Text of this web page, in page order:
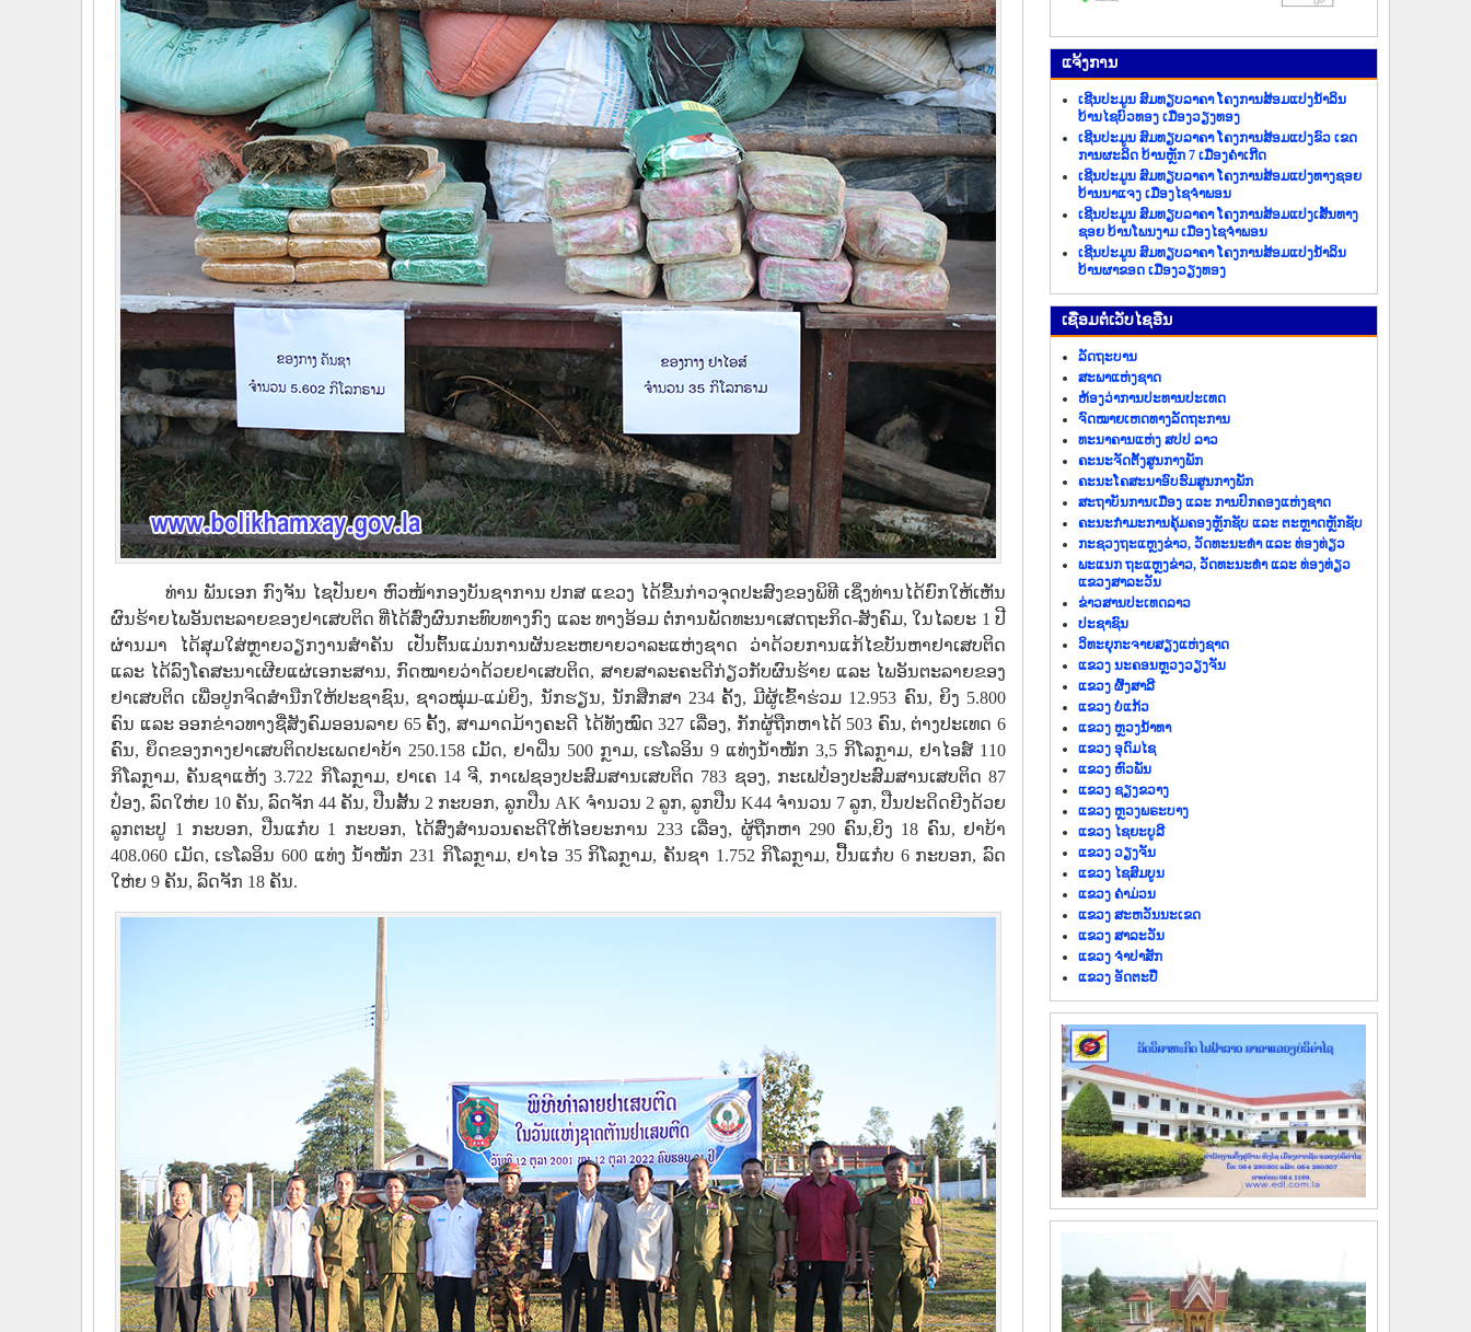
ທ່ານ ພັນເອກ ກົງຈັນ ໄຊປັນຍາ ຫົວໜ້າກອງບັນຊາການ ປກສ ແຂວງ ໄດ້ຂື້ນກ່າວຈຸດປະສົງຂອງພິທີ ເຊິ່ງທ່ານໄດ້ຍົກໃຫ້ເຫັນ
ຜົນຮ້າຍໄພອັນຕະລາຍຂອງຢາເສບຕິດ ທີ່ໄດ້ສົ່ງຜົນກະທົບທາງກົງ ແລະ ທາງອ້ອມ ຕໍ່ການພັດທະນາເສດຖະກິດ-ສັງຄົມ, ໃນໄລຍະ 1 ປີ
ຜ່ານມາ ໄດ້ສຸມໃສ່ຫຼາຍວຽກງານສຳຄັນ ເປັນຕົ້ນແມ່ນການຜັນຂະຫຍາຍວາລະແຫ່ງຊາດ ວ່າດ້ວຍການແກ້ໄຂບັນຫາຢາເສບຕິດ
ແລະ ໄດ້ລົງໂຄສະນາເຜີຍແຜ່ເອກະສານ, ກົດໝາຍວ່າດ້ວຍຢາເສບຕິດ, ສາຍສາລະຄະດີກ່ຽວກັບຜົນຮ້າຍ ແລະ ໄພອັນຕະລາຍຂອງ
ຢາເສບຕິດ ເພື່ອປູກຈິດສຳນືກໃຫ້ປະຊາຊົນ, ຊາວໝຸ່ມ-ແມ່ຍິງ, ນັກຮຽນ, ນັກສືກສາ 234 ຄັ້ງ, ມີຜູ້ເຂົ້າຮ່ວມ 12.953 ຄົນ, ຍິງ 5.800
ຄົນ ແລະ ອອກຂ່າວທາງຊື່ສັງຄົມອອນລາຍ 65 ຄັ້ງ, ສາມາດມ້າງຄະດີ ໄດ້ທັງໝົດ 327 ເລື່ອງ, ກັກຜູ້ຖືກຫາໄດ້ 503 ຄົນ, ຕ່າງປະເທດ 6
ຄົນ, ຍຶດຂອງກາງຢາເສບຕິດປະເພດຢາບ້າ 250.158 ເມັດ, ຢາຝິ່ນ 500 ກຼາມ, ເຮໂລອິນ 9 ແທ່ງນ້ໍາໜັກ 3,5 ກິໂລກຼາມ, ຢາໄອສ໌ 110
ກິໂລກຼາມ, ຄັນຊາແຫ້ງ 3.722 ກິໂລກຼາມ, ຢາເຄ 14 ຈີ, ກາເຟຊອງປະສົມສານເສບຕິດ 783 ຊອງ, ກະເຟປ໋ອງປະສົມສານເສບຕິດ 87
ປ໋ອງ, ລົດໃຫ່ຍ 10 ຄັນ, ລົດຈັກ 44 ຄັນ, ປືນສັ້ນ 2 ກະບອກ, ລູກປືນ AK ຈໍານວນ 2 ລູກ, ລູກປືນ K44 ຈໍານວນ 7 ລູກ, ປືນປະດິດຍີງດ້ວຍ
ລູກຕະປູ 1 ກະບອກ, ປືນແກ໋ບ 1 ກະບອກ, ໄດ້ສົ່ງສໍານວນຄະດີໃຫ້ໄອຍະການ 233 ເລື່ອງ, ຜູ້ຖືກຫາ 290 ຄົນ,ຍິງ 18 ຄົນ, ຢາບ້າ
408.060 ເມັດ, ເຮໂລອິນ 600 ແທ່ງ ນ້ໍາໜັກ 231 ກິໂລກຼາມ, ຢາໄອ 35 ກິໂລກຼາມ, ຄັນຊາ 1.752 ກິໂລກຼາມ, ປື້ນແກ໋ບ 6 ກະບອກ, ລົດ
ໃຫ່ຍ 9 ຄັນ, ລົດຈັກ 18 ຄັນ.
ແຈ້ງ​ການ
ເຊີນປະມູນ ສົມທຽບລາຄາ ໂຄງການສ້ອມແປງນ້ຳລິນ
ບ້ານໄຊບົວທອງ ເມືອງວຽງທອງ
ເຊີນປະມູນ ສົມທຽບລາຄາ ໂຄງການສ້ອມແປງຂົວ ເຂດ
ການຜະລິດ ບ້ານຫຼັກ 7 ເມືອງຄຳເກີດ
ເຊີນປະມູນ ສົມທຽບລາຄາ ໂຄງການສ້ອມແປງທາງຊອຍ
ບ້ານນາແຈງ ເມືອງໄຊຈຳພອນ
ເຊີນປະມູນ ສົມທຽບລາຄາ ໂຄງການສ້ອມແປງເສັ້ນທາງ
ຊອຍ ບ້ານໂພນງາມ ເມືອງໄຊຈຳພອນ
ເຊີນປະມູນ ສົມທຽບລາຄາ ໂຄງການສ້ອມແປງນ້ຳລິນ
ບ້ານຜາຂອດ ເມືອງວຽງທອງ
​ເຊື່ອມ​ຕໍ່​ເວັບ​ໄຊ​ອື່ນ
ລັດ​ຖະ​ບານ
ສະພາແຫ່ງຊາດ
ຫ້ອງວ່າການປະທານປະເທດ
ຈົດໝາຍເຫດທາງລັດຖະການ
ທະນາຄານແຫ່ງ ສປປ ລາວ
ຄະນະຈັດຕັ້ງສູນກາງພັກ
ຄະນະໂຄສະນາອົບຮົມສູນກາງພັກ
ສະຖາບັນການເມືອງ ແລະ ການປົກຄອງແຫ່ງຊາດ
ຄະນະ​ກຳມະການ​ຄຸ້ມ​ຄອງ​ຫຼັກ​ຊັບ ແລະ ຕະຫຼາດຫຼັກຊັບ
ກະຊວງຖະແຫຼງຂ່າວ, ວັດທະນະທຳ ແລະ ທ່ອງທ່ຽວ
ພະແນກ ຖະແຫຼງຂ່າວ, ວັດທະນະທຳ ແລະ ທ່ອງທ່ຽວ
ແຂວງສາລະວັນ
ຂ່າວ​ສານ​ປະ​ເທດ​ລາວ
ປະ​ຊາ​ຊົນ
ວິທະຍຸກະຈາຍສຽງແຫ່ງຊາດ
ແຂວງ ນະ​ຄອນຫຼວງວຽງ​ຈັນ
ແຂວງ ຜົ້ງ​ສາ​ລີ
ແຂວງ ບໍ່​ແກ້ວ
ແຂວງ ຫຼວງນໍ້າທາ
ແຂວງ ອຸດົມໄຊ
ແຂວງ ຫົວພັນ
ແຂວງ ຊຽງຂວາງ
ແຂວງ ຫຼວງພຣະບາງ
ແຂວງ ໄຊຍະບູລີ
ແຂວງ ວຽງຈັນ
ແຂວງ ໄຊສົມບູນ
ແຂວງ ຄຳມ່ວນ
ແຂວງ ສະຫວັນນະເຂດ
ແຂວງ ສາລະວັນ
ແຂວງ ຈຳປາສັກ
ແຂວງ ອັດຕະປື